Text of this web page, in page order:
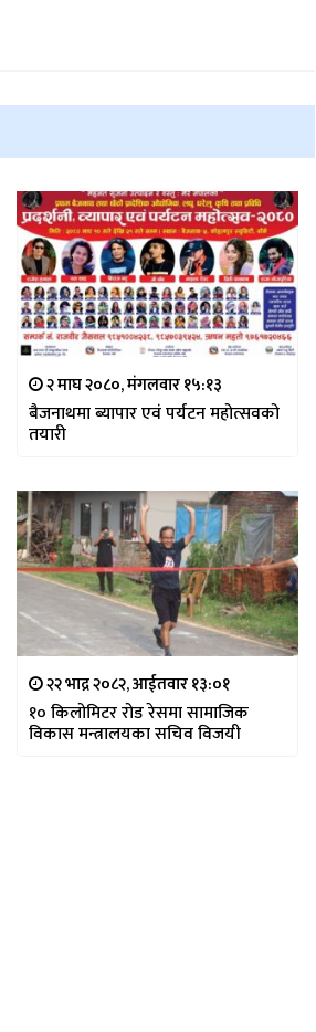
२ माघ २०८०, मंगलवार १५:१३
बैजनाथमा ब्यापार एवं पर्यटन महोत्सवको
तयारी
२२ भाद्र २०८२, आईतवार १३:०१
१० किलोमिटर रोड रेसमा सामाजिक
विकास मन्त्रालयका सचिव विजयी